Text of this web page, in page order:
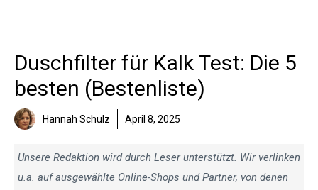
Duschfilter für Kalk Test: Die 5
besten (Bestenliste)
Hannah Schulz April 8, 2025
Unsere Redaktion wird durch Leser unterstützt. Wir verlinken
u.a. auf ausgewählte Online-Shops und Partner, von denen